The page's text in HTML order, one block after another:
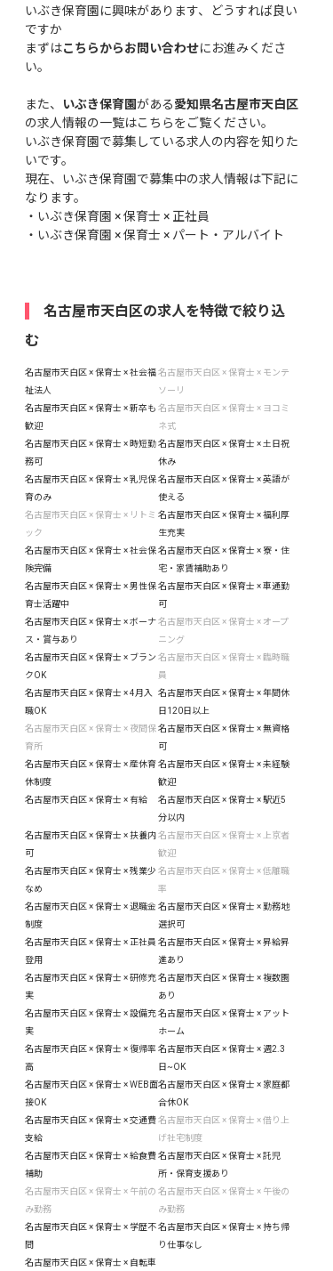
いぶき保育園に興味があります、どうすれば良い
ですか
まずはこちらからお問い合わせにお進みくださ
い。
また、 いぶき保育園がある愛知県名古屋市天白区
の求人情報の一覧はこちらをご覧ください。
いぶき保育園で募集している求人の内容を知りた
いです。
現在、いぶき保育園で募集中の求人情報は下記に
なります。
・ いぶき保育園 × 保育士 × 正社員
・ いぶき保育園 × 保育士 × パート・アルバイト
名古屋市天白区の求人を特徴で絞り込
む
名古屋市天白区 × 保育士 × 社会福
祉法人
名古屋市天白区 × 保育士 × モンテ
ソーリ
名古屋市天白区 × 保育士 × 新卒も
歓迎
名古屋市天白区 × 保育士 × ヨコミ
ネ式
名古屋市天白区 × 保育士 × 時短勤
務可
名古屋市天白区 × 保育士 × 土日祝
休み
名古屋市天白区 × 保育士 × 乳児保
育のみ
名古屋市天白区 × 保育士 × 英語が
使える
名古屋市天白区 × 保育士 × リトミ
ック
名古屋市天白区 × 保育士 × 福利厚
生充実
名古屋市天白区 × 保育士 × 社会保
険完備
名古屋市天白区 × 保育士 × 寮・住
宅・家賃補助あり
名古屋市天白区 × 保育士 × 男性保
育士活躍中
名古屋市天白区 × 保育士 × 車通勤
可
名古屋市天白区 × 保育士 × ボーナ
ス・賞与あり
名古屋市天白区 × 保育士 × オープ
ニング
名古屋市天白区 × 保育士 × ブラン
クOK
名古屋市天白区 × 保育士 × 臨時職
員
名古屋市天白区 × 保育士 × 4月入
職OK
名古屋市天白区 × 保育士 × 年間休
日120日以上
名古屋市天白区 × 保育士 × 夜間保
育所
名古屋市天白区 × 保育士 × 無資格
可
名古屋市天白区 × 保育士 × 産休育
休制度
名古屋市天白区 × 保育士 × 未経験
歓迎
名古屋市天白区 × 保育士 × 有給
名古屋市天白区 × 保育士 × 駅近5
分以内
名古屋市天白区 × 保育士 × 扶養内
可
名古屋市天白区 × 保育士 × 上京者
歓迎
名古屋市天白区 × 保育士 × 残業少
なめ
名古屋市天白区 × 保育士 × 低離職
率
名古屋市天白区 × 保育士 × 退職金
制度
名古屋市天白区 × 保育士 × 勤務地
選択可
名古屋市天白区 × 保育士 × 正社員
登用
名古屋市天白区 × 保育士 × 昇給昇
進あり
名古屋市天白区 × 保育士 × 研修充
実
名古屋市天白区 × 保育士 × 複数園
あり
名古屋市天白区 × 保育士 × 設備充
実
名古屋市天白区 × 保育士 × アット
ホーム
名古屋市天白区 × 保育士 × 復帰率
高
名古屋市天白区 × 保育士 × 週2.3
日~OK
名古屋市天白区 × 保育士 × WEB面
接OK
名古屋市天白区 × 保育士 × 家庭都
合休OK
名古屋市天白区 × 保育士 × 交通費
支給
名古屋市天白区 × 保育士 × 借り上
げ社宅制度
名古屋市天白区 × 保育士 × 給食費
補助
名古屋市天白区 × 保育士 × 託児
所・保育支援あり
名古屋市天白区 × 保育士 × 午前の
み勤務
名古屋市天白区 × 保育士 × 午後の
み勤務
名古屋市天白区 × 保育士 × 学歴不
問
名古屋市天白区 × 保育士 × 持ち帰
り仕事なし
名古屋市天白区 × 保育士 × 自転車